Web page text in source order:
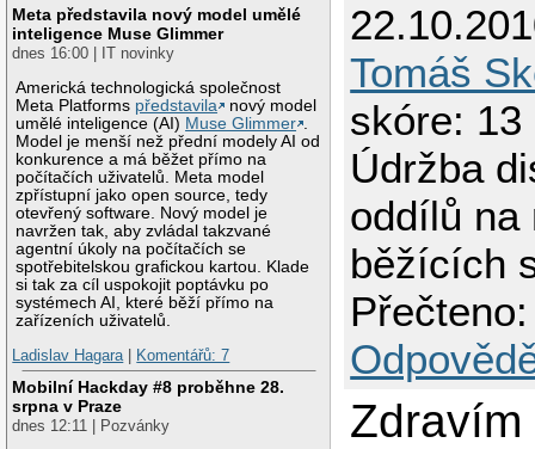
Meta představila nový model umělé
inteligence Muse Glimmer
dnes 16:00 | IT novinky
Americká technologická společnost
Meta Platforms představila
nový model
umělé inteligence (AI) Muse Glimmer
Model je menší než přední modely AI od
konkurence a má běžet přímo na
počítačích uživatelů. Meta model
zpřístupní jako open source, tedy
otevřený software. Nový model je
navržen tak, aby zvládal takzvané
agentní úkoly na počítačích se
spotřebitelskou grafickou kartou. Klade
si tak za cíl uspokojit poptávku po
systémech AI, které běží přímo na
zařízeních uživatelů.
Ladislav Hagara| Komentářů: 7
Mobilní Hackday #8 proběhne 28.
srpna v Praze
dnes 12:11 | Pozvánky
Tomáš
skóre: 13
Údržba
oddílů na
běžících
Zdravím